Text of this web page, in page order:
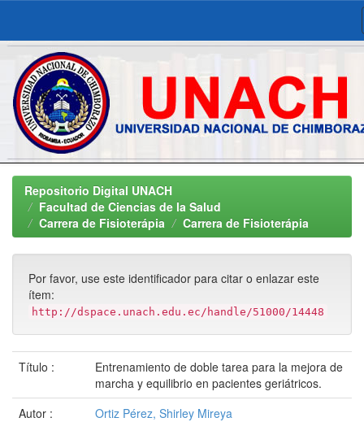
Skip
navigationRepositorio Digital UNACH
Facultad de Ciencias de la Salud
Carrera de Fisioterápia
Carrera de Fisioterápia
Por favor, use este identificador para citar o enlazar este
ítem:
http://dspace.unach.edu.ec/handle/51000/14448
Título :
Entrenamiento de doble tarea para la mejora de
marcha y equilibrio en pacientes geriátricos.
Autor :
Ortiz Pérez, Shirley Mireya